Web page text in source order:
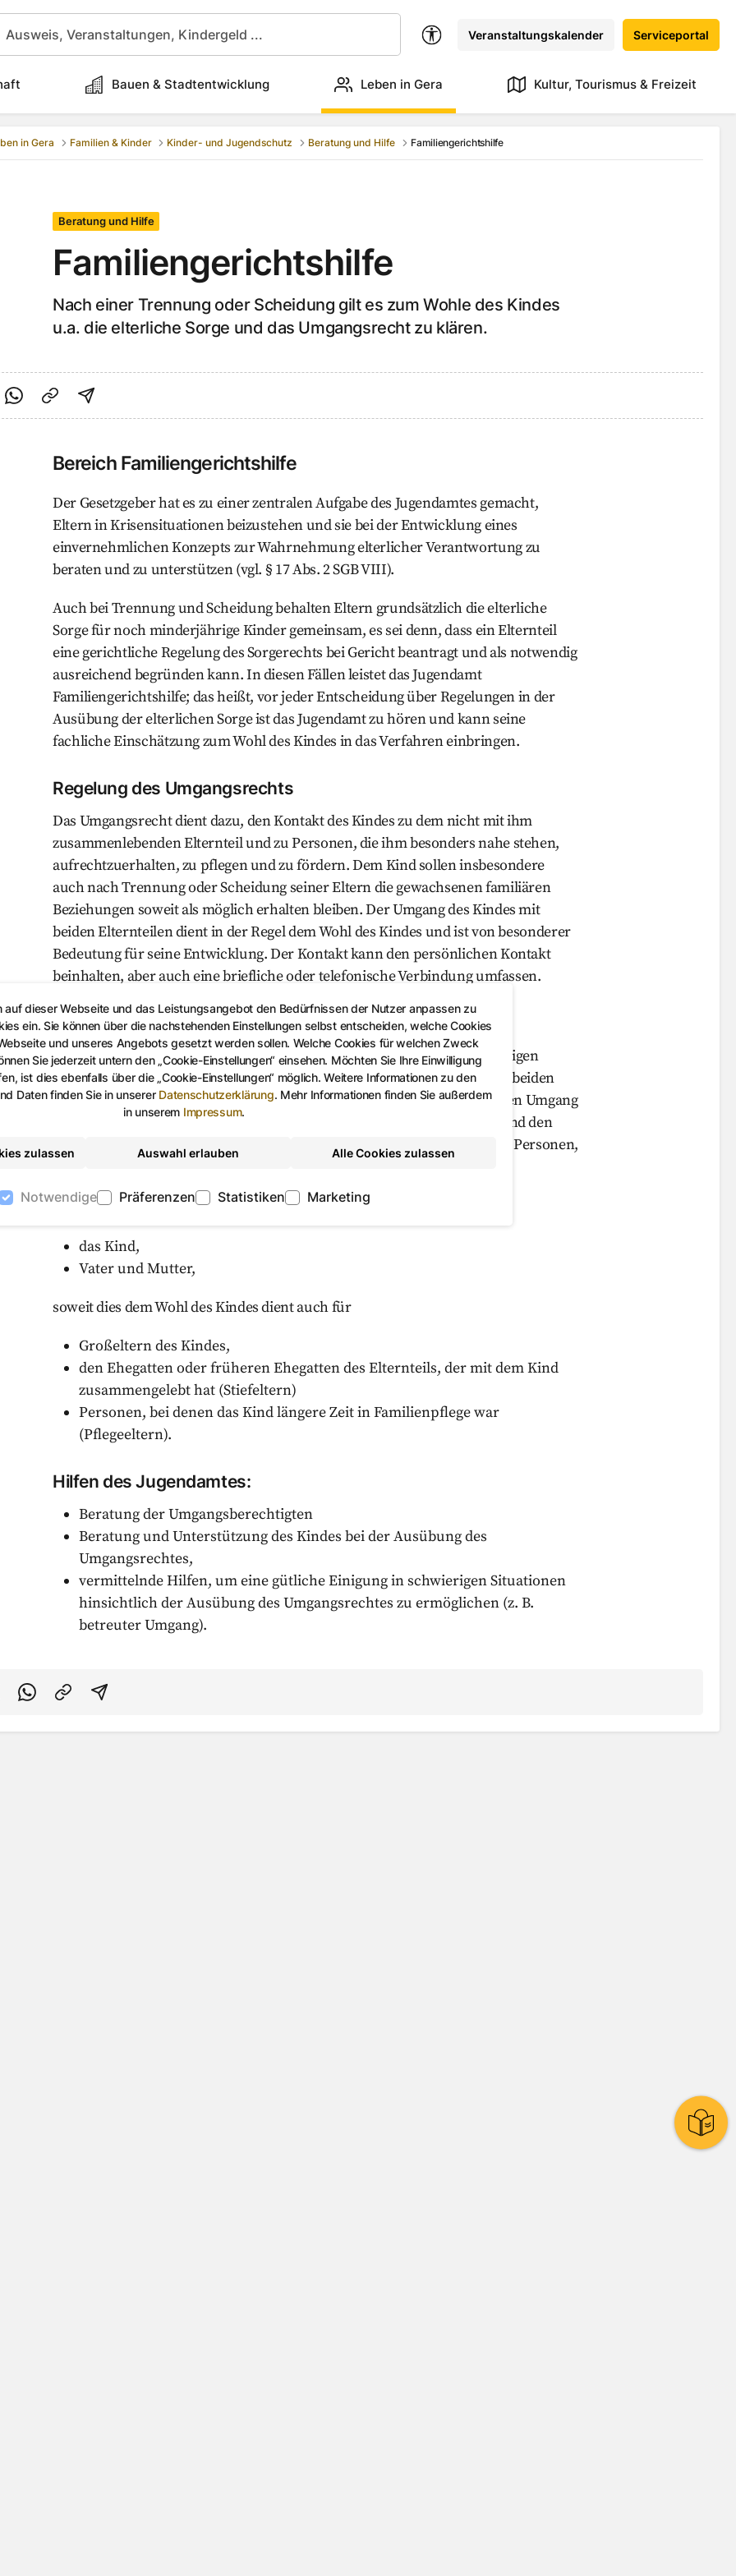
auf dieser Webseite und das Leistungsangebot den Bedürfnissen der Nutzer anpassen zu
ein. Sie können über die nachstehenden Einstellungen selbst entscheiden, welche Cookies
und unseres Angebots gesetzt werden sollen. Welche Cookies für welchen Zweck
Sie jederzeit untern den „Cookie-Einstellungen“ einsehen. Möchten Sie Ihre Einwilligung
ist dies ebenfalls über die „Cookie-Einstellungen“ möglich. Weitere Informationen zu den
Daten finden Sie in unserer Datenschutzerklärung. Mehr Informationen finden Sie außerdem
in unserem Impressum.
zulassen Auswahl erlauben Alle Cookies zulassen
Notwendige Präferenzen Statistiken Marketing
Veranstaltungskalender Serviceportal
Bauen & Stadtentwicklung Leben in Gera Kultur, Tourismus & Freizeit
in Gera Familien & Kinder Kinder- und Jugendschutz Beratung und Hilfe Familiengerichtshilfe
Beratung und Hilfe
Familiengerichtshilfe
Nach einer Trennung oder Scheidung gilt es zum Wohle des Kindes
u.a. die elterliche Sorge und das Umgangsrecht zu klären.
teilen
Twitter teilen
Per Link teilen
shareViaEmail
Bereich Familiengerichtshilfe
Der Gesetzgeber hat es zu einer zentralen Aufgabe des Jugendamtes gemacht,
Eltern in Krisensituationen beizustehen und sie bei der Entwicklung eines
einvernehmlichen Konzepts zur Wahrnehmung elterlicher Verantwortung zu
beraten und zu unterstützen (vgl. § 17 Abs. 2 SGB VIII).
Auch bei Trennung und Scheidung behalten Eltern grundsätzlich die elterliche
Sorge für noch minderjährige Kinder gemeinsam, es sei denn, dass ein Elternteil
eine gerichtliche Regelung des Sorgerechts bei Gericht beantragt und als notwendig
ausreichend begründen kann. In diesen Fällen leistet das Jugendamt
Familiengerichtshilfe; das heißt, vor jeder Entscheidung über Regelungen in der
Ausübung der elterlichen Sorge ist das Jugendamt zu hören und kann seine
fachliche Einschätzung zum Wohl des Kindes in das Verfahren einbringen.
Regelung des Umgangsrechts
Das Umgangsrecht dient dazu, den Kontakt des Kindes zu dem nicht mit ihm
zusammenlebenden Elternteil und zu Personen, die ihm besonders nahe stehen,
aufrechtzuerhalten, zu pflegen und zu fördern. Dem Kind sollen insbesondere
auch nach Trennung oder Scheidung seiner Eltern die gewachsenen familiären
Beziehungen soweit als möglich erhalten bleiben. Der Umgang des Kindes mit
beiden Elternteilen dient in der Regel dem Wohl des Kindes und ist von besonderer
Bedeutung für seine Entwicklung. Der Kontakt kann den persönlichen Kontakt
beinhalten, aber auch eine briefliche oder telefonische Verbindung umfassen.
Wem steht ein Umgangsrecht zu?
Dem Kind wird grundsätzlich ein Recht auf Umgang mit dem für es wichtigen
Personen kraft Gesetzes zugestanden, in erster Linie ist es das Recht, mit beiden
Elternteilen Kontakt zu pflegen. Die Eltern haben die Pflicht, dem Kind den Umgang
zu ermöglichen; daneben haben sie einen eigenen Anspruch, mit dem Kind den
Umgang zu pflegen. Gleichzeitig haben andere, dem Kind nahestehenden Personen,
das Kind,
Vater und Mutter,
soweit dies dem Wohl des Kindes dient auch für
Großeltern des Kindes,
den Ehegatten oder früheren Ehegatten des Elternteils, der mit dem Kind
zusammengelebt hat (Stiefeltern)
Personen, bei denen das Kind längere Zeit in Familienpflege war
(Pflegeeltern).
Hilfen des Jugendamtes:
Beratung der Umgangsberechtigten
Beratung und Unterstützung des Kindes bei der Ausübung des
Umgangsrechtes,
vermittelnde Hilfen, um eine gütliche Einigung in schwierigen Situationen
hinsichtlich der Ausübung des Umgangsrechtes zu ermöglichen (z. B.
betreuter Umgang).